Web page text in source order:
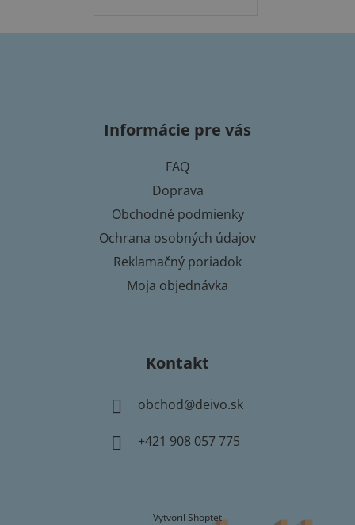
Informácie pre vás
FAQ
Doprava
Obchodné podmienky
Ochrana osobných údajov
Reklamačný poriadok
Moja objednávka
Kontakt
obchod@deivo.sk
+421 908 057 775
Vytvoril Shoptet